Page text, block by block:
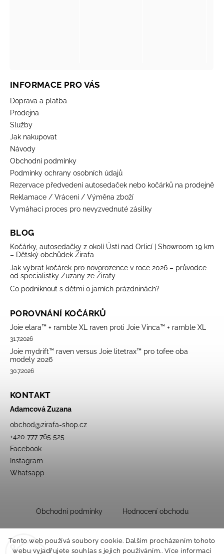
Tento web používá soubory cookie. Dalším procházením tohoto
webu vyjadřujete souhlas s jejich používáním.. Více informací
INFORMACE PRO VÁS
Doprava a platba
Prodejna
Služby
Jak nakupovat
Návody
Obchodní podmínky
Podmínky ochrany osobních údajů
Rezervace předvedení autosedaček nebo kočárků na prodejně
Reklamace / Vrácení / Výměna zboží
Vymáhací proces pro nevyzvednuté zásilky
BLOG
Kočárky, autosedačky z okolí Ústí nad Orlicí | Showroom 19 km
– Dětský obchůdek Žirafa
Jak vybrat kočárek pro novorozence v roce 2026 – průvodce
od specialistky Zuzany ze Žirafy
Co podniknout s dětmi o jarních prázdninách?
POROVNÁNÍ KOČÁRKŮ
Joie elara™ + ramble XL raven proti Joie Vinca™ + ramble XL
31.7.2026
Joie mydrift™ raven versus Joie litetrax™ pro tofee oba
modely 2026
30.7.2026
KONTAKT
Adamcová Zuzana
obchod@zirafa-shop.cz
+420 777 765 525
Facebook
Instagram
Whatsapp
Obchodní podmínky Hodnocení obchodu